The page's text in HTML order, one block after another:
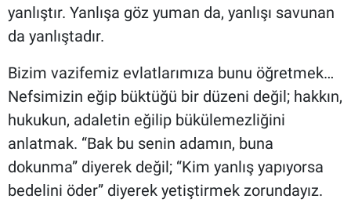
yanlıştır. Yanlışa göz yuman da, yanlışı savunan
da yanlıştadır.
Bizim vazifemiz evlatlarımıza bunu öğretmek…
Nefsimizin eğip büktüğü bir düzeni değil; hakkın,
hukukun, adaletin eğilip bükülemezliğini
anlatmak. “Bak bu senin adamın, buna
dokunma” diyerek değil; “Kim yanlış yapıyorsa
bedelini öder” diyerek yetiştirmek zorundayız.